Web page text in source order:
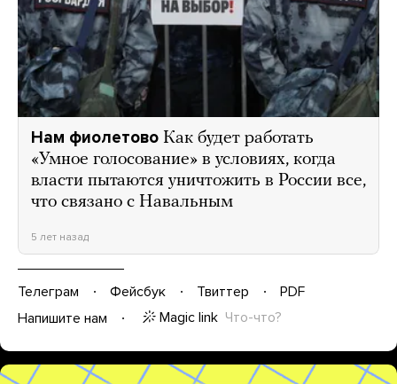
Нам фиолетово Как будет работать
«Умное голосование» в условиях, когда
власти пытаются уничтожить в России все,
что связано с Навальным
5 лет назад
Телеграм Фейсбук Твиттер
PDF
Напишите нам
Magic link Что-что?